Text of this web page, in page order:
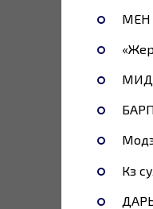
МЕН
Күз